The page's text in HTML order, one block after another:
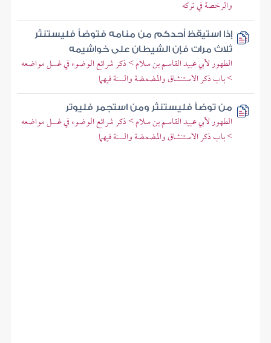
والرخصة في تركه
إذا استيقظ أحدكم من منامه فتوضأ فليستنثر
ثلاث مرات فإن الشيطان على خواشيمه
الطهور لأبي عبيد القاسم بن سلام > ذكر شرائع الوضوء في غسل مواضعه
> باب ذكر الاستنشاق والمضمضة والسنة فيهما
من توضأ فليستنثر ومن استجمر فليوتر
الطهور لأبي عبيد القاسم بن سلام > ذكر شرائع الوضوء في غسل مواضعه
> باب ذكر الاستنشاق والمضمضة والسنة فيهما